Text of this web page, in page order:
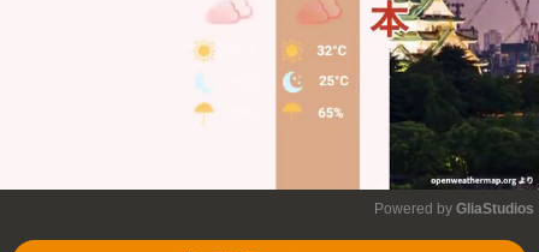
Powered by GliaStudios